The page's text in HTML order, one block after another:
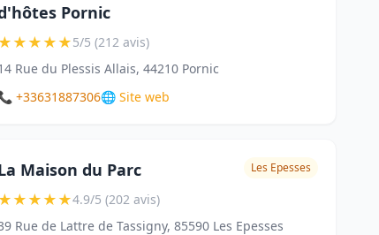
Pornic
★★★★★5/5 (212 avis)
Rue du Plessis Allais, 44210 Pornic
+33631887306🌐 Site web
Maison du Parc Les Epesses
★★★★★4.9/5 (202 avis)
Rue de Lattre de Tassigny, 85590 Les Epesses